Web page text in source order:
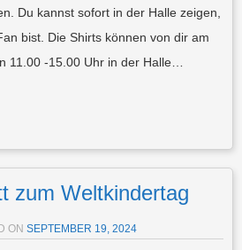
Du kannst sofort in der Halle zeigen,
bist. Die Shirts können von dir am
11.00 -15.00 Uhr in der Halle…
zum Weltkindertag
ON SEPTEMBER 19, 2024